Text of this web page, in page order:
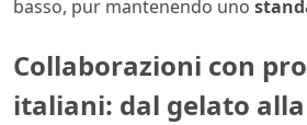
basso, pur mantenendo uno
Collaborazioni con
italiani: dal gelato